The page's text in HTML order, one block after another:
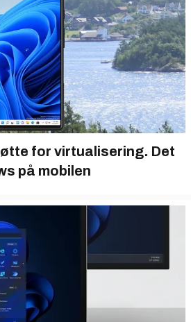
for virtualisering. Det
på mobilen